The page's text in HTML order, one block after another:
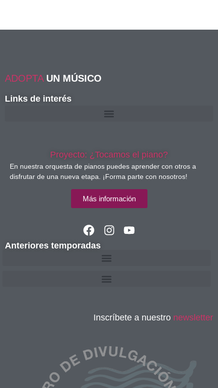
ADOPTA UN MÚSICO
Links de interés
Proyecto: ¿Tocamos el piano?
En nuestra orquesta de pianos puedes aprender con otros a
disfrutar de una nueva etapa. ¡Forma parte con nosotros!
Más información
Anteriores temporadas
Inscríbete a nuestro newsletter